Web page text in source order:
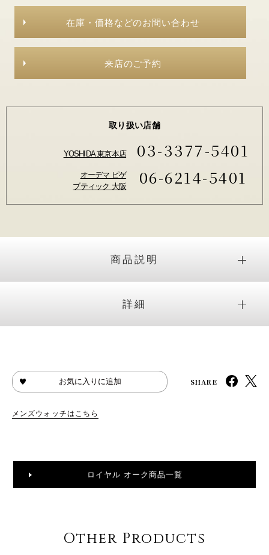
在庫・価格などのお問い合わせ
来店のご予約
取り扱い店舗
YOSHIDA 東京本店 03-3377-5401
オーデマ ピゲ
ブティック 大阪
06-6214-5401
商品説明
詳細
お気に入りに追加 SHARE
メンズウォッチはこちら
ロイヤル オーク商品一覧
Other Products